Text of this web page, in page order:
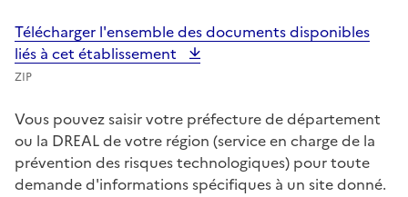
Télécharger l'ensemble des documents disponibles
liés à cet établissement
ZIP
Vous pouvez saisir votre préfecture de département
ou la DREAL de votre région (service en charge de la
prévention des risques technologiques) pour toute
demande d'informations spécifiques à un site donné.